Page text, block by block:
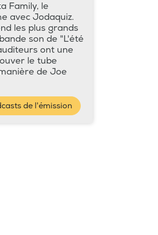
Family, le
avec Jodaquiz.
les plus grands
son de "L'été
ont une
le tube
de Joe
de l'émission